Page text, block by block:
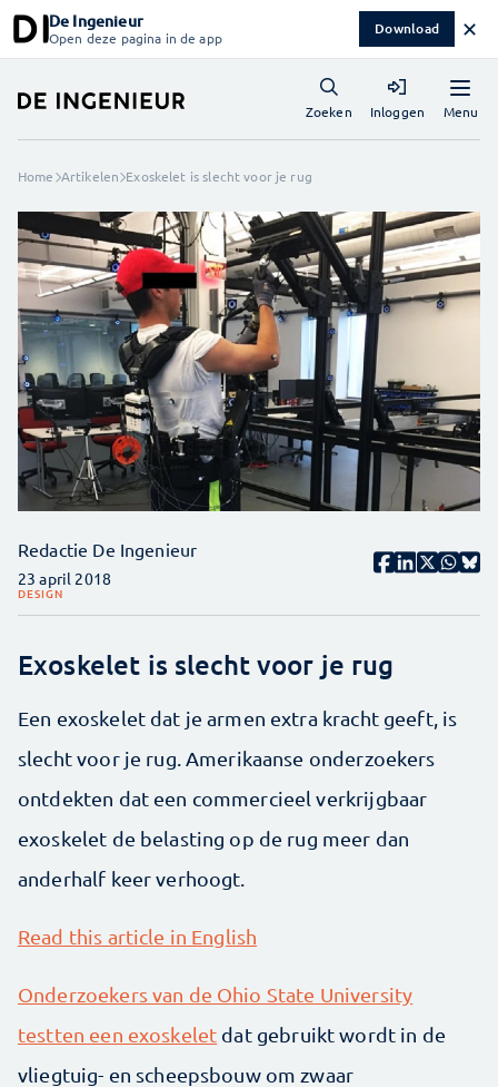
De Ingenieur
Open deze pagina in de app Download ✕
Menu
Zoeken Inloggen
Home Artikelen Exoskelet is slecht voor je rug
Redactie De Ingenieur
23 april 2018
DESIGN
Exoskelet is slecht voor je rug
Een exoskelet dat je armen extra kracht geeft, is
slecht voor je rug. Amerikaanse onderzoekers
ontdekten dat een commercieel verkrijgbaar
exoskelet de belasting op de rug meer dan
anderhalf keer verhoogt.
Read this article in English
Onderzoekers van de Ohio State University
testten een exoskelet dat gebruikt wordt in de
vliegtuig- en scheepsbouw om zwaar